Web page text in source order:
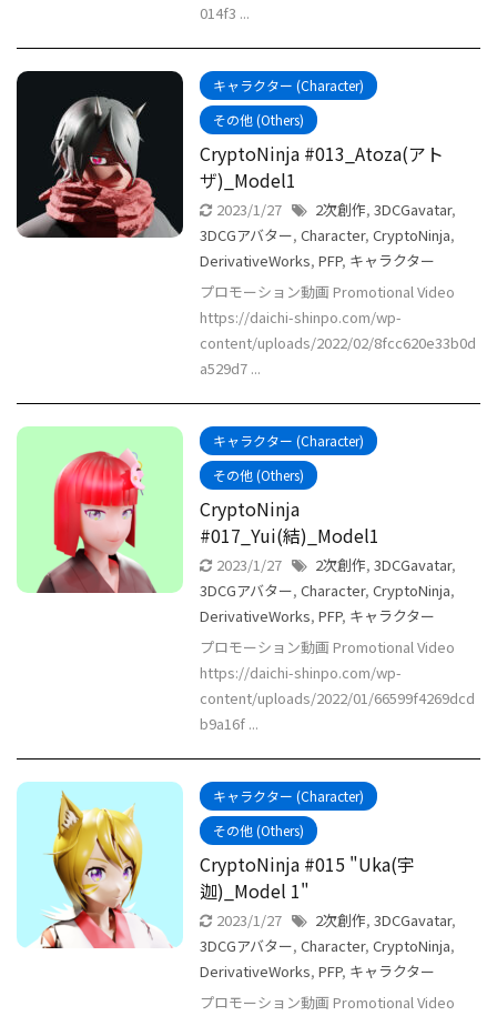
014f3 ...
キャラクター (Character)
その他 (Others)
CryptoNinja #013_Atoza(アト
ザ)_Model1
2023/1/27 2次創作, 3DCGavatar,
3DCGアバター, Character, CryptoNinja,
DerivativeWorks, PFP, キャラクター
プロモーション動画 Promotional Video
https://daichi-shinpo.com/wp-
content/uploads/2022/02/8fcc620e33b0d
a529d7 ...
キャラクター (Character)
その他 (Others)
CryptoNinja
#017_Yui(結)_Model1
2023/1/27 2次創作, 3DCGavatar,
3DCGアバター, Character, CryptoNinja,
DerivativeWorks, PFP, キャラクター
プロモーション動画 Promotional Video
https://daichi-shinpo.com/wp-
content/uploads/2022/01/66599f4269dcd
b9a16f ...
キャラクター (Character)
その他 (Others)
CryptoNinja #015 "Uka(宇
迦)_Model 1"
2023/1/27 2次創作, 3DCGavatar,
3DCGアバター, Character, CryptoNinja,
DerivativeWorks, PFP, キャラクター
プロモーション動画 Promotional Video